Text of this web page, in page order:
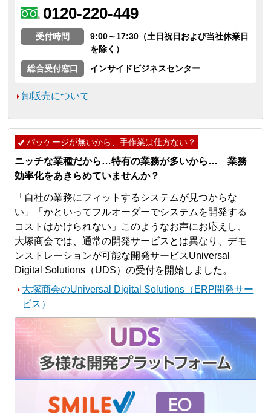
0120-220-449
受付時間
9:00～17:30（土日祝日および当社休業日
を除く）
総合受付窓口
インサイドビジネスセンター
卸販売について
パッケージが無いから、手作業は仕方ない？
ニッチな業種だから…特有の業務が多いから… 業務
効率化をあきらめていませんか？
「自社の業務にフィットするシステムが見つからな
い」「かといってフルオーダーでシステムを開発する
コストはかけられない」このようなお声にお応えし、
大塚商会では、通常の開発サービスとは異なり、デモ
ンストレーションが可能な開発サービスUniversal
Digital Solutions（UDS）の受付を開始しました。
大塚商会のUniversal Digital Solutions（ERP開発サー
ビス）